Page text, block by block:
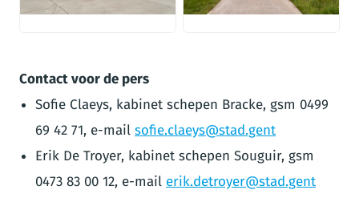
JPG JPG
Contact voor de pers
Sofie Claeys, kabinet schepen Bracke, gsm 0499
69 42 71, e-mail sofie.claeys@stad.gent
Erik De Troyer, kabinet schepen Souguir, gsm
0473 83 00 12, e-mail erik.detroyer@stad.gent